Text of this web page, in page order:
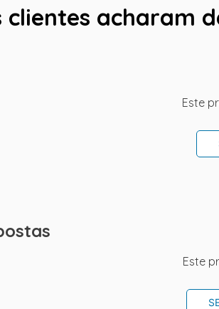
clientes acharam
Este
Este